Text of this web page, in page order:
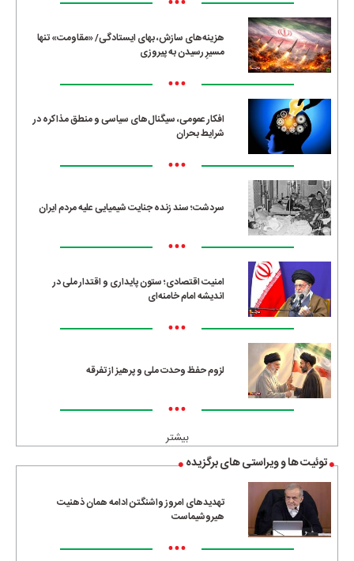
هزینه‌های سازش، بهای ایستادگی/ «مقاومت» تنها
مسیرِ رسیدن به پیروزی
•••
افکار عمومی، سیگنال‌های سیاسی و منطق مذاکره در
شرایط بحران
•••
سردشت؛ سند زنده جنایت شیمیایی علیه مردم ایران
•••
امنیت اقتصادی؛ ستون پایداری و اقتدار ملی در
اندیشه امام خامنه‌ای
•••
لزوم حفظ وحدت ملی و پرهیز از تفرقه
•••
بیشتر
توئیت ها و ویراستی های برگزیده
تهدیدهای امروز واشنگتن ادامه همان ذهنیت
هیروشیماست
•••